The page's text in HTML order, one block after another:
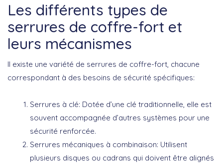
Les différents types de
serrures de coffre-fort et
leurs mécanismes
Il existe une variété de serrures de coffre-fort, chacune
correspondant à des besoins de sécurité spécifiques:
Serrures à clé: Dotée d’une clé traditionnelle, elle est
souvent accompagnée d’autres systèmes pour une
sécurité renforcée.
Serrures mécaniques à combinaison: Utilisent
plusieurs disques ou cadrans qui doivent être alignés